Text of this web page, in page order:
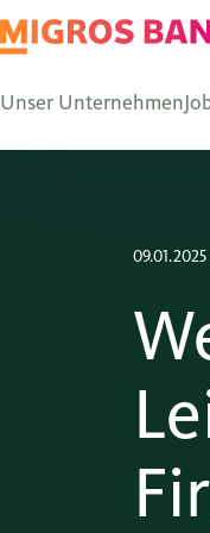
Unser Unternehmen
09.01.2025